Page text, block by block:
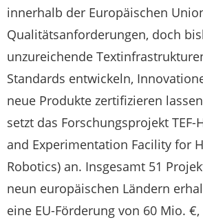
innerhalb der Europäischen
Qualitätsanforderungen, doch
unzureichende
Standards entwickeln,
neue Produkte zertifizieren
setzt das Forschungsprojekt TEF-
and Experimentation Facility for
Robotics) an. Insgesamt 51
neun europäischen Ländern
eine EU-Förderung von 60 Mio.